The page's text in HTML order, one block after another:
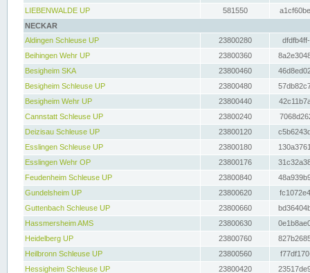
LIEBENWALDE UP
581550
NECKAR
Aldingen Schleuse UP
23800280
Beihingen Wehr UP
23800360
Besigheim SKA
23800460
Besigheim Schleuse UP
23800480
Besigheim Wehr UP
23800440
Cannstatt Schleuse UP
23800240
Deizisau Schleuse UP
23800120
Esslingen Schleuse UP
23800180
Esslingen Wehr OP
23800176
Feudenheim Schleuse UP
23800840
Gundelsheim UP
23800620
Guttenbach Schleuse UP
23800660
Hassmersheim AMS
23800630
Heidelberg UP
23800760
Heilbronn Schleuse UP
23800560
Hessigheim Schleuse UP
23800420